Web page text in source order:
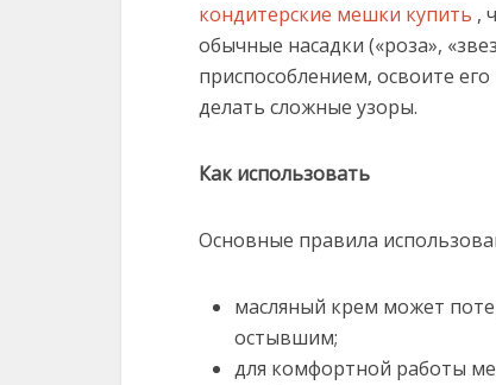
кондитерские мешки купить ,
обычные насадки («роза»,
приспособлением, освоите
делать сложные узоры.
Как использовать
Основные правила
масляный крем может
остывшим;
для комфортной работы